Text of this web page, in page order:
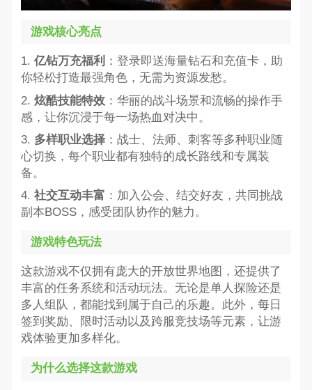
游戏核心亮点
1. 亿钻万充福利 ：登录即送海量钻石和充值卡，助
你轻松打造最强角色，无需为资源发愁。
2. 炫酷技能特效：华丽的战斗场景和流畅的操作手
感，让你沉浸于每一场热血对决中。
3. 多样职业选择：战士、法师、刺客等多种职业随
心切换，每个职业都有独特的成长路线和专属装
备。
4. 社交互动丰富 ：加入公会、结交好友，共同挑战
副本BOSS，感受团队协作的魅力。
游戏特色玩法
这款游戏不仅拥有庞大的开放世界地图，还提供了
丰富的任务系统和活动玩法。无论是单人探险还是
多人组队，都能找到属于自己的乐趣。此外，每日
签到奖励、限时活动以及跨服竞技场等元素，让游
戏体验更加多样化。
为什么选择这款游戏